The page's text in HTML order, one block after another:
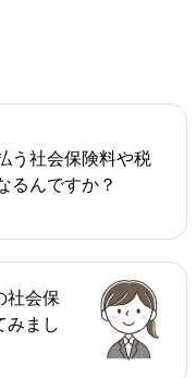
う社会保険料や税
るんですか？
社会保
みまし